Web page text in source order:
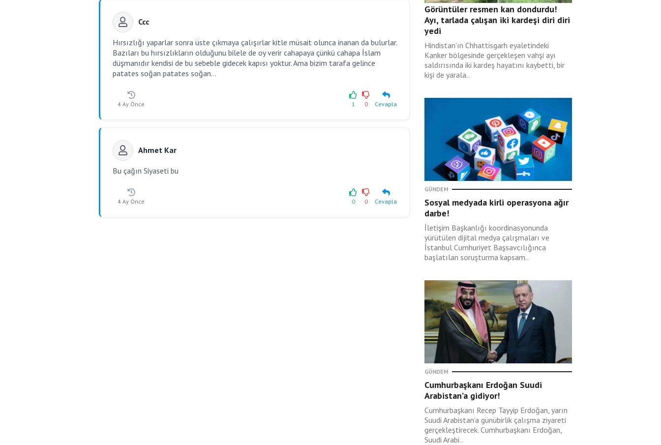
Ccc
Hırsızlığı yaparlar sonra üste çıkmaya çalışırlar kitle müsait olunca inanan da bulurlar.
Bazıları bu hırsızlıkların olduğunu bilele de oy verir cahapaya çünkü cahapa İslam
düşmanıdır kendisi de bu sebeble gidecek kapısı yoktur. Ama bizim tarafa gelince
patates soğan patates soğan...
4 Ay Önce 1 0 Cevapla
Ahmet Kar
Bu çağın Siyaseti bu
4 Ay Önce 0 0 Cevapla
Görüntüler resmen kan dondurdu!
Ayı, tarlada çalışan iki kardeşi diri diri
yedi
Hindistan'ın Chhattisgarh eyaletindeki
Kanker bölgesinde gerçekleşen vahşi ayı
saldırısında iki kardeş hayatını kaybetti, bir
kişi de yarala..
GÜNDEM
Sosyal medyada kirli operasyona ağır
darbe!
İletişim Başkanlığı koordinasyonunda
yürütülen dijital medya çalışmaları ve
İstanbul Cumhuriyet Başsavcılığınca
başlatılan soruşturma kapsam..
GÜNDEM
Cumhurbaşkanı Erdoğan Suudi
Arabistan’a gidiyor!
Cumhurbaşkanı Recep Tayyip Erdoğan, yarın
Suudi Arabistan’a günübirlik çalışma ziyareti
gerçekleştirecek. Cumhurbaşkanı Erdoğan,
Suudi Arabi..